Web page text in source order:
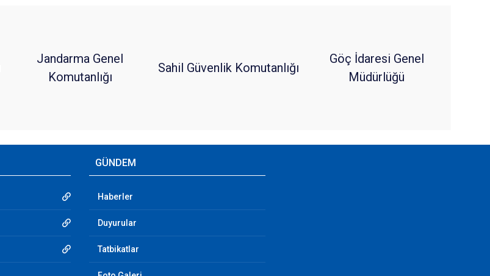
Jandarma Genel
Komutanlığı
Sahil Güvenlik Komutanlığı
Göç İdaresi Genel
Müdürlüğü
GÜNDEM
Haberler
Duyurular
Tatbikatlar